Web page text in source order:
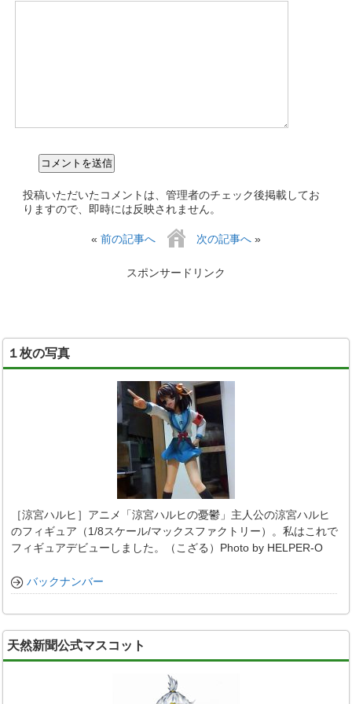
投稿いただいたコメントは、管理者のチェック後掲載してお
りますので、即時には反映されません。
« 前の記事へ 次の記事へ »
スポンサードリンク
１枚の写真
［涼宮ハルヒ］アニメ「涼宮ハルヒの憂鬱」主人公の涼宮ハルヒ
のフィギュア（1/8スケール/マックスファクトリー）。私はこれで
フィギュアデビューしました。（こざる）Photo by HELPER-O
バックナンバー
天然新聞公式マスコット